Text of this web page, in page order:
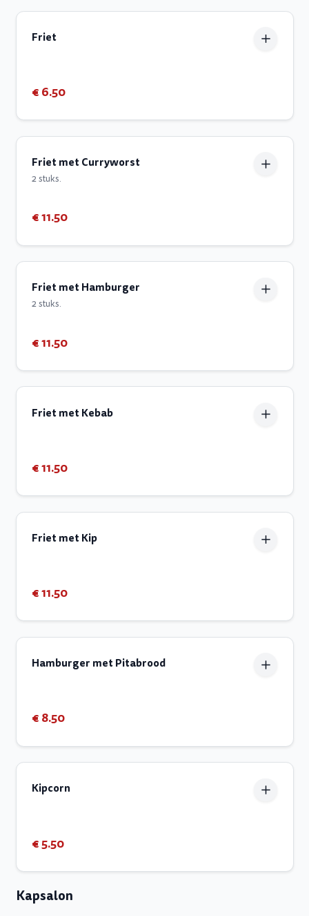
Friet
€ 6.50
Friet met Curryworst
2 stuks.
€ 11.50
Friet met Hamburger
2 stuks.
€ 11.50
Friet met Kebab
€ 11.50
Friet met Kip
€ 11.50
Hamburger met Pitabrood
€ 8.50
Kipcorn
€ 5.50
Kapsalon